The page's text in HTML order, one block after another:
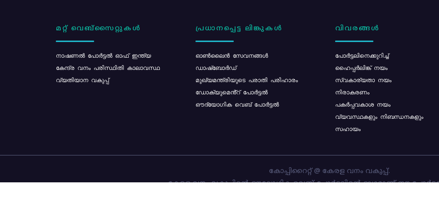
മറ്റ് വെബ്സൈറ്റുകൾ
നാഷണൽ പോർട്ടൽ ഓഫ് ഇന്ത്യ
കേന്ദ്ര വനം പരിസ്ഥിതി കാലാവസ്ഥ
വ്യതിയാന വകുപ്പ്
പ്രധാനപ്പെട്ട ലിങ്കുകൾ
ഓൺലൈൻ സേവനങ്ങൾ
ഡാഷ്ബോർഡ്
മുഖ്യമന്ത്രിയുടെ പരാതി പരിഹാരം
ഡോക്യുമെൻ്റ് പോർട്ടൽ
ഔദ്യോഗിക വെബ് പോർട്ടൽ
വിവരങ്ങൾ
പോര്‍ട്ടലിനെക്കുറിച്ച്
ഹൈപ്പർലിങ്ക് നയം
സ്വകാര്യതാ നയം
നിരാകരണം
പകർപ്പവകാശ നയം
വ്യവസ്ഥകളും നിബന്ധനകളും
സഹായം
കോപ്പിറൈറ്റ് @ കേരള വനം വകുപ്പ്.
കേരള വനം വകുപ്പിന്റെ ഔദ്യോഗിക വെബ്-പോർട്ടലിന്റെ ഭാഗമാണ് ഈ